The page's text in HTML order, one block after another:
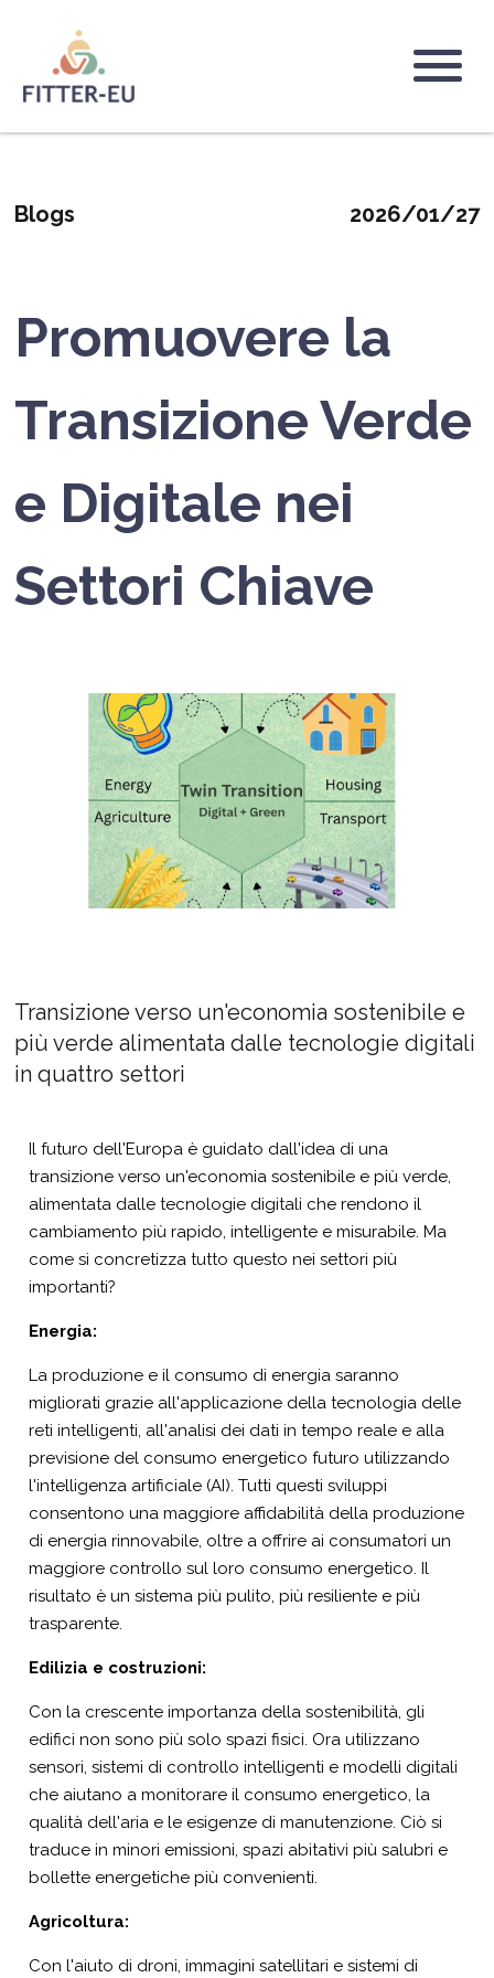
contenuto
principaleLogo
Blogs 2026/01/27
Promuovere la
Transizione Verde
e Digitale nei
Settori Chiave
Transizione verso un'economia sostenibile e
più verde alimentata dalle tecnologie digitali
in quattro settori
Il futuro dell'Europa è guidato dall'idea di una
transizione verso un'economia sostenibile e più verde,
alimentata dalle tecnologie digitali che rendono il
cambiamento più rapido, intelligente e misurabile. Ma
come si concretizza tutto questo nei settori più
importanti?
Energia:
La produzione e il consumo di energia saranno
migliorati grazie all'applicazione della tecnologia delle
reti intelligenti, all'analisi dei dati in tempo reale e alla
previsione del consumo energetico futuro utilizzando
l'intelligenza artificiale (AI). Tutti questi sviluppi
consentono una maggiore affidabilità della produzione
di energia rinnovabile, oltre a offrire ai consumatori un
maggiore controllo sul loro consumo energetico. Il
risultato è un sistema più pulito, più resiliente e più
trasparente.
Edilizia e costruzioni:
Con la crescente importanza della sostenibilità, gli
edifici non sono più solo spazi fisici. Ora utilizzano
sensori, sistemi di controllo intelligenti e modelli digitali
che aiutano a monitorare il consumo energetico, la
qualità dell'aria e le esigenze di manutenzione. Ciò si
traduce in minori emissioni, spazi abitativi più salubri e
bollette energetiche più convenienti.
Agricoltura:
Con l'aiuto di droni, immagini satellitari e sistemi di